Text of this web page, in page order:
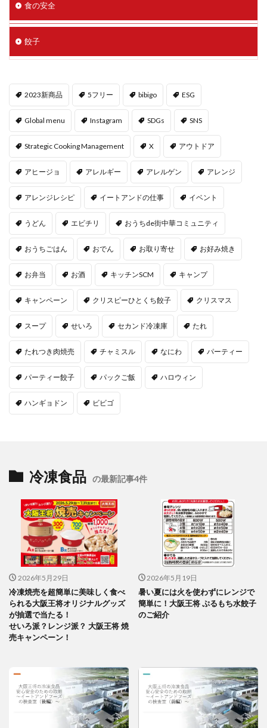
食の安全
餃子
2023新商品 5フリー bibigo ESG
Global menu Instagram SDGs SNS
Strategic Cooking Management X アウトドア
アヒージョ アレルギー アレルゲン アレンジ
アレンジレシピ イートアンドの仕事 イベント
うどん エビチリ おうちde街中華コミュニティ
おうちごはん おでん お取り寄せ お好み焼き
お弁当 お酒 キッチンSCM キャンプ
キャンペーン クリスピーひとくち餃子 クリスマス
スープ せいろ セカンド冷凍庫 たれ
たれつき肉焼売 チャミスル なにわ パーティー
パーティー餃子 パックご飯 ハロウィン
ハンギョドン ビビゴ
冷凍食品 の最新記事4件
2026年5月29日
冷凍焼売を超簡単に美味しく食べ
られる大阪王将オリジナルグッズ
が抽選で当たる！
せいろ派？レンジ派？ 大阪王将 焼
売キャンペーン！
2026年5月19日
暑い夏には火を使わずにレンジで
簡単に！大阪王将 ぷるもち水餃子
のご紹介